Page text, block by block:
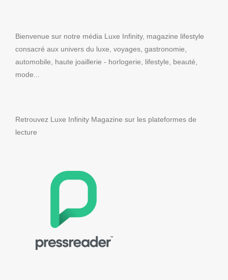
Bienvenue sur notre média Luxe Infinity, magazine lifestyle
consacré aux univers du luxe, voyages, gastronomie,
automobile, haute joaillerie - horlogerie, lifestyle, beauté,
mode...
Retrouvez Luxe Infinity Magazine sur les plateformes de
lecture